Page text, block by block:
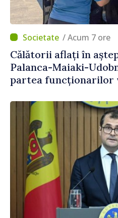
/ Acum 7 ore
Călătorii aflați în
Palanca-Maiaki-
partea funcționarilor